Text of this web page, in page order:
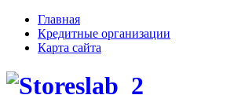
Главная
Кредитные организации
Карта сайта